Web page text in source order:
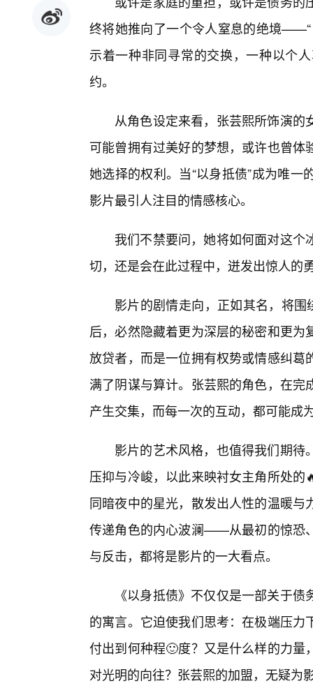
终将她推向了一个令人窒息的绝境
示着一种非同寻常的交换，一种以个
约。
从角色设定来看，张芸熙所饰演
可能曾拥有过美好的梦想，或许也曾
她选择的权利。当“以身抵债”成为唯
影片最引人注目的情感核心。
我们不禁要问，她将如何面对这
切，还是会在此过程中，迸发出惊人的
影片的剧情走向，正如其名，将围
后，必然隐藏着更为深层的秘密和更
放贷者，而是一位拥有权势或情感纠
满了阴谋与算计。张芸熙的角色，在
产生交集，而每一次的互动，都可能成
影片的艺术风格，也值得我们期
压抑与冷峻，以此来映衬女主角所处
同暗夜中的星光，散发出人性的温暖
传递角色的内心波澜——从最初的惊恐
与反击，都将是影片的一大看点。
《以身抵债》不仅仅是一部关于
的寓言。它迫使我们思考：在极端压
付出到何种程🙂度？又是什么样的力
对光明的向往？张芸熙的加盟，无疑为